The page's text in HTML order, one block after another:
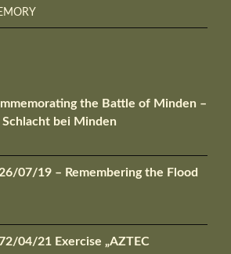
the Battle of Minden –
bei Minden
07/19 – Remembering the Flood
04/21 Exercise „AZTEC